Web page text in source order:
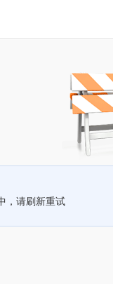
，请刷新重试